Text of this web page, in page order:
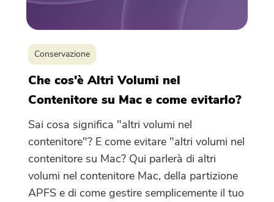
Conservazione
Che cos'è Altri Volumi nel
Contenitore su Mac e come evitarlo?
Sai cosa significa "altri volumi nel
contenitore"? E come evitare "altri volumi nel
contenitore su Mac? Qui parlerà di altri
volumi nel contenitore Mac, della partizione
APFS e di come gestire semplicemente il tuo